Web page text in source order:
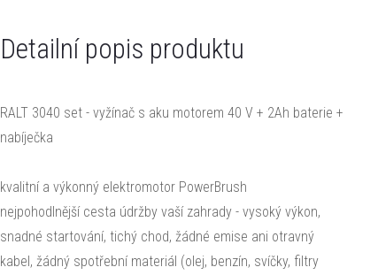
Detailní popis produktu
RALT 3040 set - vyžínač s aku motorem 40 V + 2Ah baterie +
nabíječka
kvalitní a výkonný elektromotor PowerBrush
nejpohodlnější cesta údržby vaší zahrady - vysoký výkon,
snadné startování, tichý chod, žádné emise ani otravný
kabel, žádný spotřební materiál (olej, benzín, svíčky, filtry